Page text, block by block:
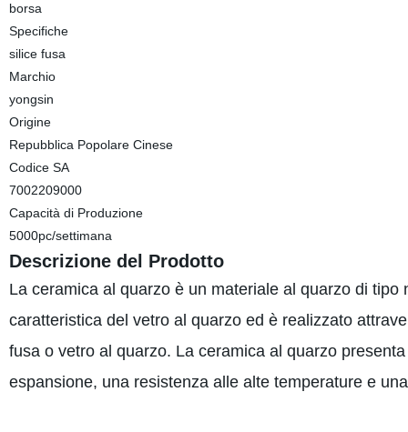
borsa
Specifiche
silice fusa
Marchio
yongsin
Origine
Repubblica Popolare Cinese
Codice SA
7002209000
Capacità di Produzione
5000pc/settimana
Descrizione del Prodotto
La ceramica al quarzo è un materiale al quarzo di
caratteristica del vetro al quarzo ed è realizzato
fusa o vetro al quarzo. La ceramica al quarzo
espansione, una resistenza alle alte temperature e